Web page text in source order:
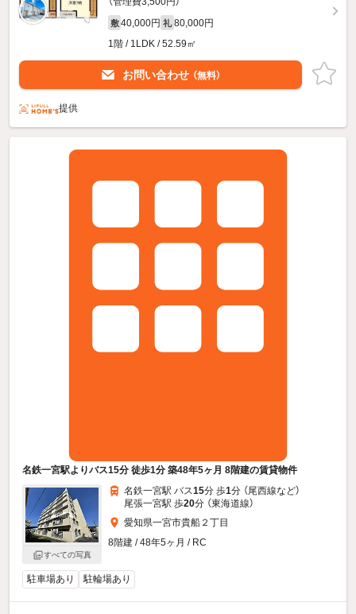
敷 40,000円 礼 80,000円
1階 / 1LDK / 52.59㎡
お問い合わせ （無料）
提供
名鉄一宮駅よりバス15分 徒歩1分 築48年5ヶ月 8階建の賃貸物件
すべての写真
名鉄一宮駅 バス15分 歩1分 （尾西線など）
尾張一宮駅 歩20分 （東海道線）
愛知県一宮市貴船２丁目
8階建 / 48年5ヶ月 / RC
駐車場あり 駐輪場あり